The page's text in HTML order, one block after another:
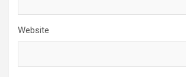
Website